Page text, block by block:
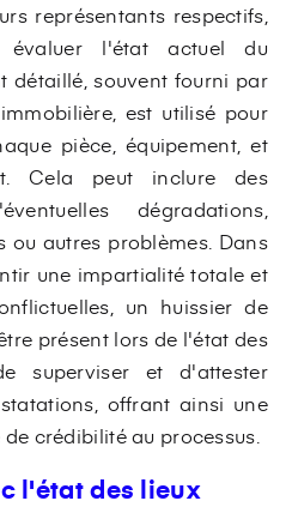
représentants respectifs,
évaluer l'état actuel du
détaillé, souvent fourni par
est utilisé pour
pièce, équipement, et
Cela peut inclure des
dégradations,
ou autres problèmes. Dans
une impartialité totale et
un huissier de
présent lors de l'état des
superviser et d'attester
offrant ainsi une
crédibilité au processus.
l'état des lieux